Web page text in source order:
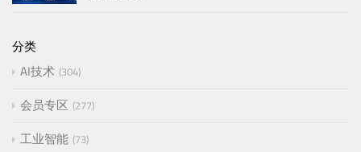
分类
AI技术 304
会员专区 277
工业智能 73